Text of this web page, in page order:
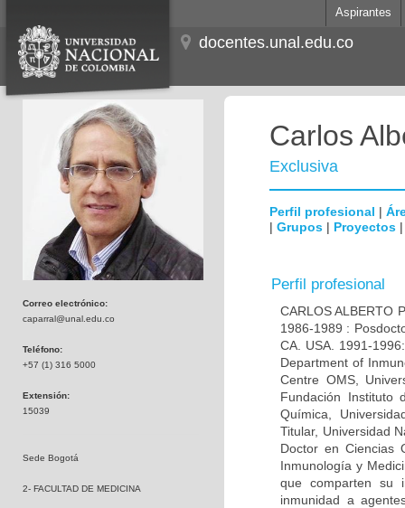
Aspirantes
docentes.unal.edu.co
Correo electrónico:
caparral@unal.edu.co
Teléfono:
+57 (1) 316 5000
Extensión:
15039
Sede Bogotá
2- FACULTAD DE MEDICINA
Carlos
Exclusiva
Perfil profesional |
| Grupos | Proyectos
Perfil profesional
CARLOS ALBERTO
1986-1989 :
CA. USA. 1991-
Department of
Centre OMS,
Fundación Instituto
Química,
Titular, Universidad
Doctor en Ciencias
Inmunología y
que comparten su
inmunidad a